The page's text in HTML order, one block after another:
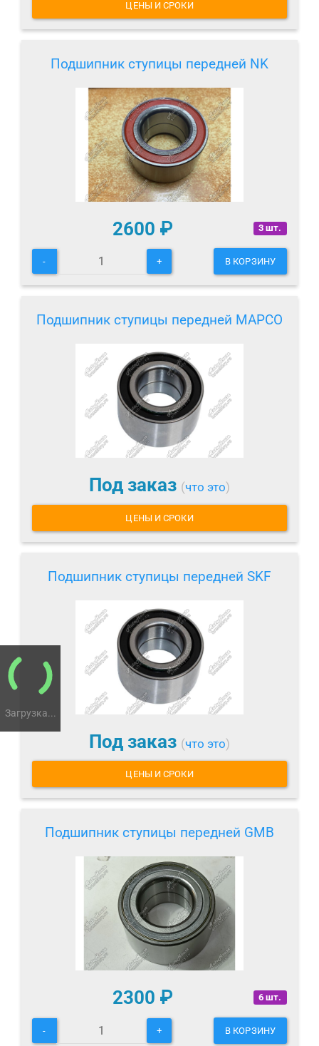
Загрузка...
ЦЕНЫ И СРОКИ
Подшипник ступицы передней NK
3 шт.
2600 ₽
- + В КОРЗИНУ
Подшипник ступицы передней MAPCO
Под заказ (что это)
ЦЕНЫ И СРОКИ
Подшипник ступицы передней SKF
Под заказ (что это)
ЦЕНЫ И СРОКИ
Подшипник ступицы передней GMB
6 шт.
2300 ₽
- + В КОРЗИНУ